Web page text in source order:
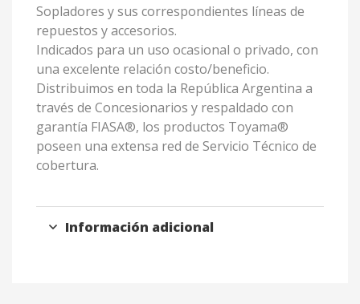
Sopladores y sus correspondientes líneas de
repuestos y accesorios.
Indicados para un uso ocasional o privado, con
una excelente relación costo/beneficio.
Distribuimos en toda la República Argentina a
través de Concesionarios y respaldado con
garantía FIASA®, los productos Toyama®
poseen una extensa red de Servicio Técnico de
cobertura.
Información adicional